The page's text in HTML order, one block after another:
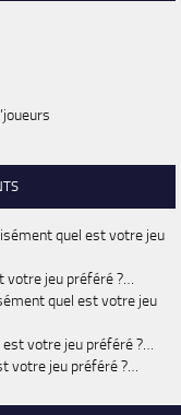
quel est votre jeu
votre jeu préféré ?…
quel est votre jeu
votre jeu préféré ?…
votre jeu préféré ?…